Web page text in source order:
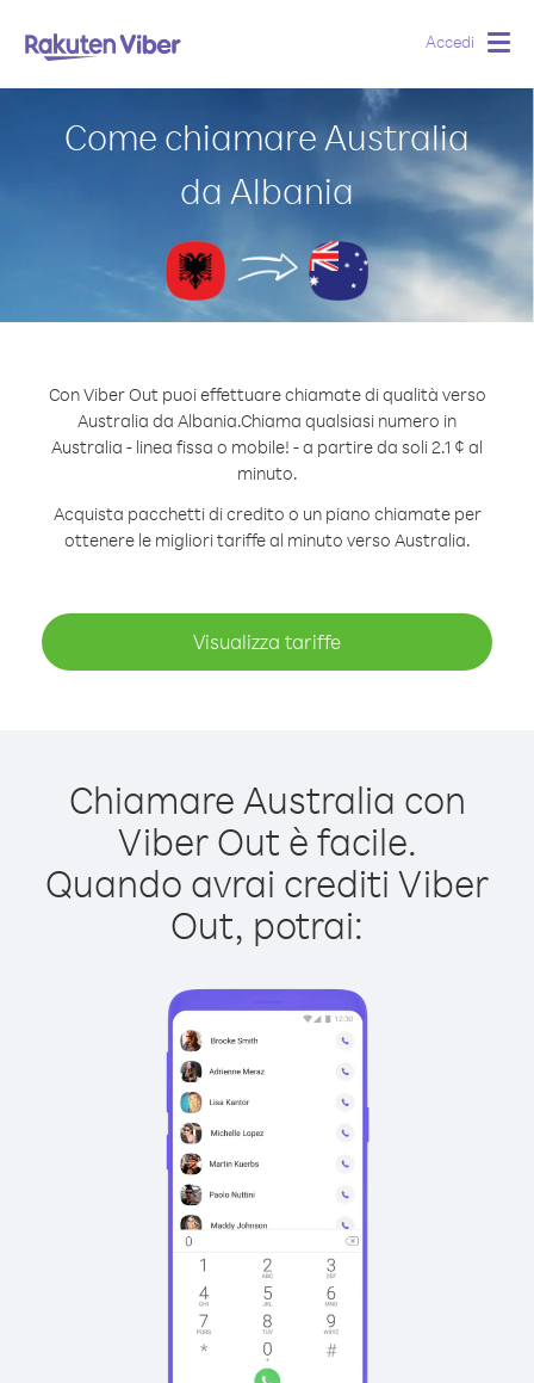
Accedi
Come chiamare Australia
da Albania
Con Viber Out puoi effettuare chiamate di qualità verso
Australia da Albania.Chiama qualsiasi numero in
Australia - linea fissa o mobile! - a partire da soli 2.1 ¢ al
minuto.
Acquista pacchetti di credito o un piano chiamate per
ottenere le migliori tariffe al minuto verso Australia.
Visualizza tariffe
Chiamare Australia con
Viber Out è facile.
Quando avrai crediti Viber
Out, potrai: